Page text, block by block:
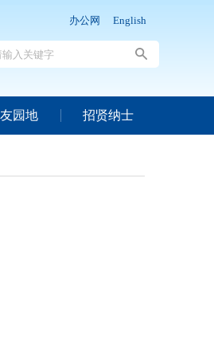
办公网 English
园地 招贤纳士